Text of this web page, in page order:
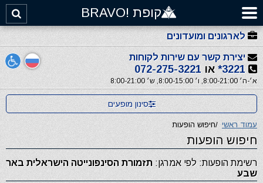
קופת !BRAVO
לארגונים ומועדונים
יצירת קשר עם שירות לקוחות
3221* או 072-275-3221
א׳-ה׳ 8:00-21:00, ו׳ 8:00-15:00, ש׳ 8:00-21:00
סינון מופעים
עמוד ראשי /חיפוש הופעות
חיפוש הופעות
רשימת הופעות: לפי אמרגן: תזמורת הסינפונייטה הישראלית באר
שבע